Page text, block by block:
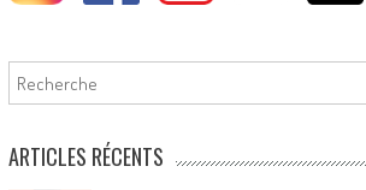
Rechercher
ARTICLES RÉCENTS